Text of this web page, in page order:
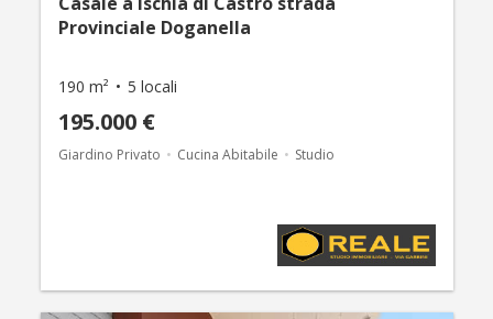
Provinciale Doganella
190 m² 5 locali
195.000 €
Giardino Privato Cucina Abitabile Studio